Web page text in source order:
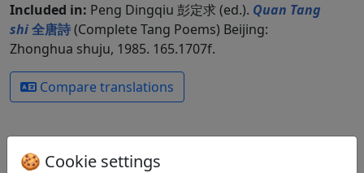
Included in: Peng Dingqiu 彭定求 (ed.). Quan Tang
shi全唐詩(Complete Tang Poems) Beijing:
Zhonghua shuju, 1985. 165.1707f.
Compare translations
Translations
🍪 Cookie settings